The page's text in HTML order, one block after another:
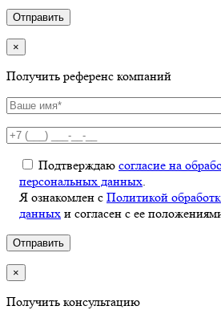
×
Получить референс компаний
Подтверждаю согласие на
персональных данных.
Я ознакомлен с Политикой
данных и согласен с ее
×
Получить консультацию